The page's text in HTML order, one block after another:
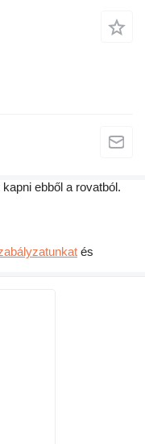
ebből a rovatból.
és